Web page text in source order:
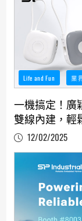
Life and Fun 業
一機搞定！廣
雙線內建，輕
12/02/2025